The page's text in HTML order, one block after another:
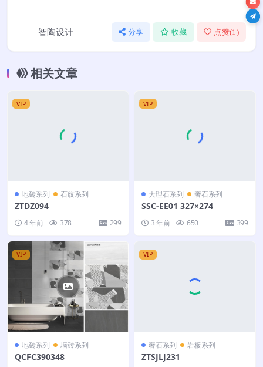
智陶设计 分享 收藏 点赞(1 )
相关文章
VIP
地砖系列 石纹系列
ZTDZ094
4 年前 378 299
VIP
大理石系列 奢石系列
SSC-EE01 327×274
3 年前 650 399
VIP
地砖系列 墙砖系列
QCFC390348
VIP
奢石系列 岩板系列
ZTSJLJ231